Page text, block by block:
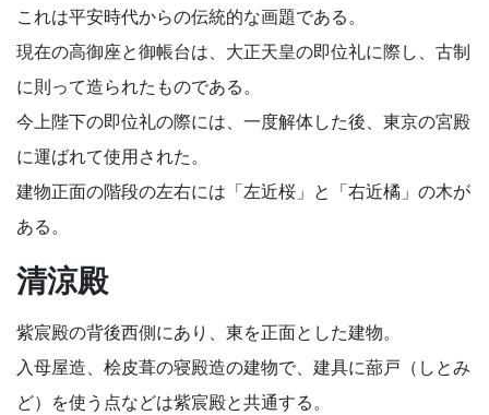
これは平安時代からの伝統的な画題である。
現在の高御座と御帳台は、大正天皇の即位礼に際し、古制
に則って造られたものである。
今上陛下の即位礼の際には、一度解体した後、東京の宮殿
に運ばれて使用された。
建物正面の階段の左右には「左近桜」と「右近橘」の木が
ある。
清涼殿
紫宸殿の背後西側にあり、東を正面とした建物。
入母屋造、桧皮葺の寝殿造の建物で、建具に蔀戸（しとみ
ど）を使う点などは紫宸殿と共通する。